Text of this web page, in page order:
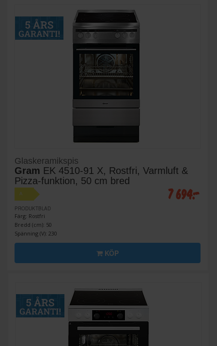
Glaskeramikspis
Gram EK 4510-91 X, Rostfri, Varmluft &
Pizza-funktion, 50 cm bred
A
PRODUKTBLAD
Färg: Rostfri
Bredd (cm): 50
Spänning (V): 230
7 694:-
KÖP